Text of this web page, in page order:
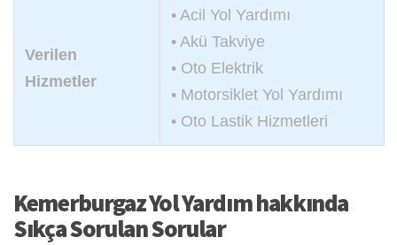
Verilen
Hizmetler
• Acil Yol Yardımı
• Akü Takviye
• Oto Elektrik
• Motorsiklet Yol Yardımı
• Oto Lastik Hizmetleri
Kemerburgaz Yol Yardım hakkında
Sıkça Sorulan Sorular